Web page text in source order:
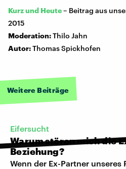
Kurz und Heute– Beitrag aus
2015
Moderation:Thilo Jahn
Autor:Thomas Spickhofen
Weitere Beiträge
Eifersucht
Warum stören mich die
Beziehung?
Wenn der Ex-Partner unseres